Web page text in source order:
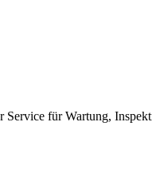
Service für Wartung,